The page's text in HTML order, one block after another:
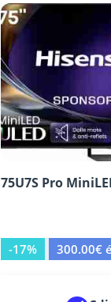
75U7S Pro
-17%
300.00€